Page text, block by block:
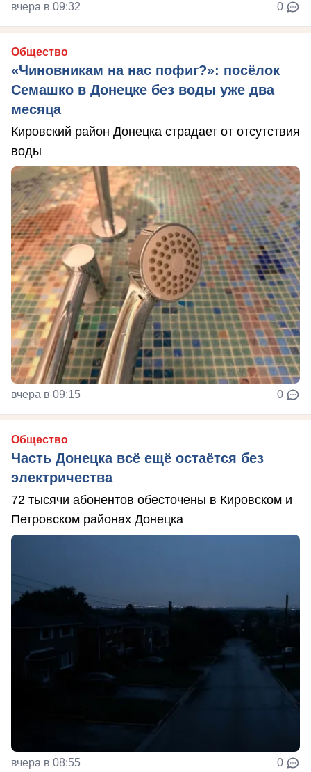
вчера в 09:32 0
Общество
«Чиновникам на нас пофиг?»: посёлок
Семашко в Донецке без воды уже два
месяца
Кировский район Донецка страдает от отсутствия
воды
вчера в 09:15 0
Общество
Часть Донецка всё ещё остаётся без
электричества
72 тысячи абонентов обесточены в Кировском и
Петровском районах Донецка
вчера в 08:55 0